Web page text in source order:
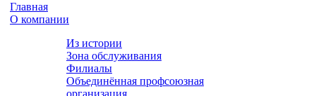
Главная
О компании
Из истории
Зона обслуживания
Филиалы
Объединённая профсоюзная
организация